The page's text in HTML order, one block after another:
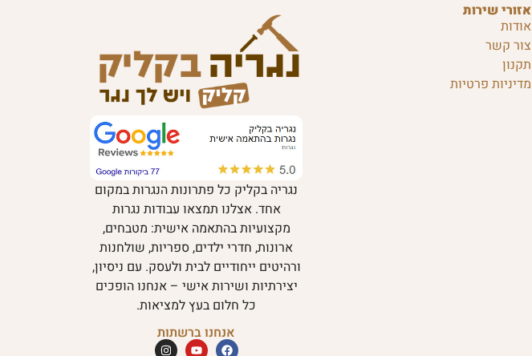
אזורי שירות
אודות
צור קשר
תקנון
מדיניות פרטיות
נגריה בקליק כל פתרונות הנגרות במקום
אחד. אצלנו תמצאו עבודות נגרות
מקצועיות בהתאמה אישית: מטבחים,
ארונות, חדרי ילדים, ספריות, שולחנות
ורהיטים ייחודיים לבית ולעסק. עם ניסיון,
יצירתיות ושירות אישי – אנחנו הופכים
כל חלום בעץ למציאות.
אנחנו ברשתות